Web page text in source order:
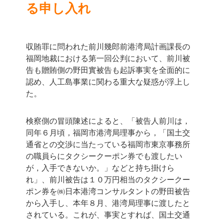
る申し入れ
収賄罪に問われた前川幾郎前港湾局計画課長の
福岡地裁における第一回公判において、前川被
告も贈賄側の野田實被告も起訴事実を全面的に
認め、人工島事業に関わる重大な疑惑が浮上し
た。
検察側の冒頭陳述によると、「被告人前川は，
同年６月頃，福岡市港湾局理事から，「国土交
通省との交渉に当たっている福岡市東京事務所
の職員らにタクシークーポン券でも渡したい
が，入手できないか。」などと持ち掛けら
れ」、前川被告は１０万円相当のタクシークー
ポン券を㈱日本港湾コンサルタントの野田被告
から入手し、本年８月、港湾局理事に渡したと
されている。これが、事実とすれば、国土交通